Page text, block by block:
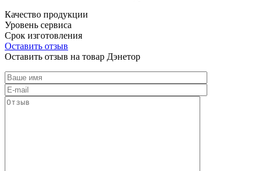
Качество продукции
Уровень сервиса
Срок изготовления
Оставить отзыв
Оставить отзыв на товар Дэнетор